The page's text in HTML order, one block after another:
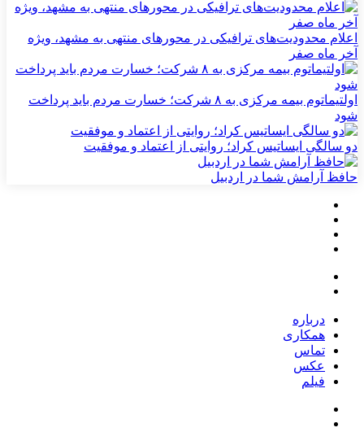
اعلام محدودیت‌های ترافیکی در محورهای منتهی به مشهد، ویژه
آخر ماه صفر
اولتیماتوم بیمه مرکزی به ۸ شرکت؛ خسارت مردم باید پرداخت
شود
دو سالگی ایساتیس کراد؛ روایتی از اعتماد و موفقیت
حافظ آرامش شما در اردبیل
درباره
همکاری
تماس
عکس
فیلم